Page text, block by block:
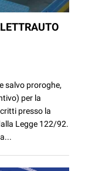
salvo proroghe,
per la
presso la
Legge 122/92.